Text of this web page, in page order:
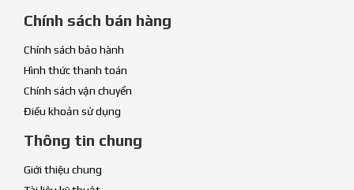
Chính sách bán hàng
Chính sách bảo hành
Hình thức thanh toán
Chính sách vận chuyển
Điều khoản sử dụng
Thông tin chung
Giới thiệu chung